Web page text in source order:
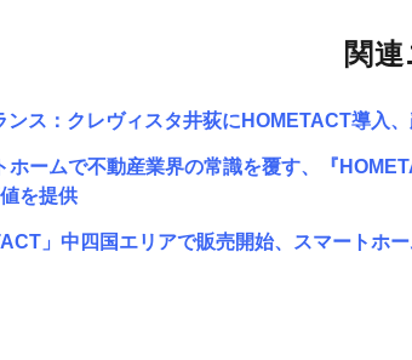
関
ンス：クレヴィスタ井荻にHOMETACT導入
ホームで不動産業界の常識を覆す、『
を提供
」中四国エリアで販売開始、スマートホ